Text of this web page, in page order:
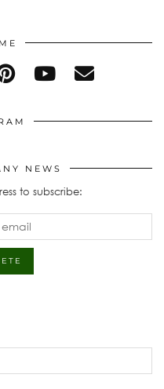
NEWS
to subscribe: